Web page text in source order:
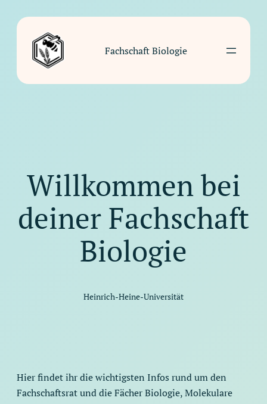
Fachschaft Biologie
Willkommen bei
deiner Fachschaft
Biologie
Heinrich-Heine-Universität
Hier findet ihr die wichtigsten Infos rund um den
Fachschaftsrat und die Fächer Biologie, Molekulare